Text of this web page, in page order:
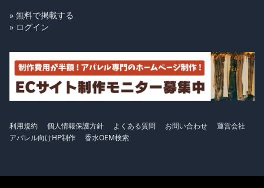
» 無料で掲載する
» ログイン
利用規約 個人情報保護方針 よくある質問 お問い合わせ
運営会社
アパレル向けHP制作
香水OEM検索